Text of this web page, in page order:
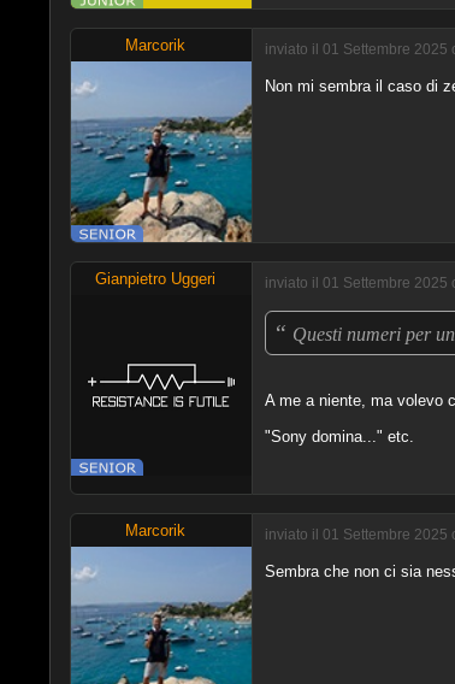
Marcorik inviato il 01 Settembre 2025
Non mi sembra il caso di
Gianpietro Uggeri inviato il 01 Settembre 2025
“ Questi numeri per
A me a niente, ma volevo
"Sony domina..." etc.
Marcorik inviato il 01 Settembre 2025
Sembra che non ci sia